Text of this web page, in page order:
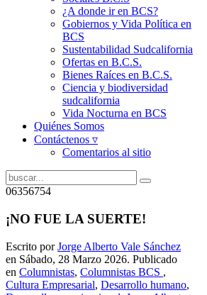
¿A donde ir en BCS?
Gobiernos y Vida Política en
BCS
Sustentabilidad Sudcalifornia
Ofertas en B.C.S.
Bienes Raíces en B.C.S.
Ciencia y biodiversidad
sudcalifornia
Vida Nocturna en BCS
Quiénes Somos
Contáctenos ▿
Comentarios al sitio
06356754
¡NO FUE LA SUERTE!
Escrito porJorge Alberto Vale Sánchez
en Sábado, 28 Marzo 2026. Publicado
en Columnistas, Columnistas BCS ,
Cultura Empresarial, Desarrollo humano,